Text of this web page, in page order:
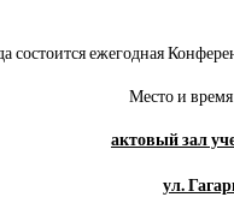
состоится ежегодная
Место и
актовый зал
ул.